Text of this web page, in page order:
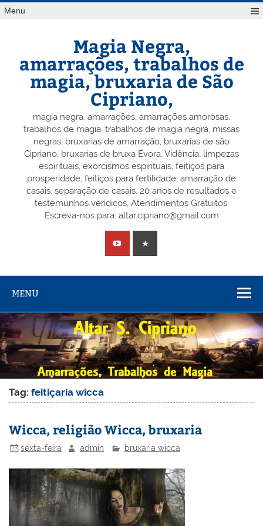
Skip
toMenu
Magia Negra,
amarrações, trabalhos de
magia, bruxaria de São
Cipriano,
magia negra, amarrações, amarrações amorosas,
trabalhos de magia, trabalhos de magia negra, missas
negras, bruxarias de amarração, bruxarias de são
Cipriano, bruxarias de bruxa Évora, Vidência, limpezas
espirituais, exorcismos espirituais, feitiços para
prosperidade, feitiços para fertilidade, amarração de
casais, separação de casais, 20 anos de resultados e
testemunhos verídicos, Atendimentos Gratuitos.
Escreva-nos para: altar.cipriano@gmail.com
MENU
Tag:feitiçaria wicca
Wicca, religião Wicca, bruxaria
sexta-feira admin bruxaria wicca